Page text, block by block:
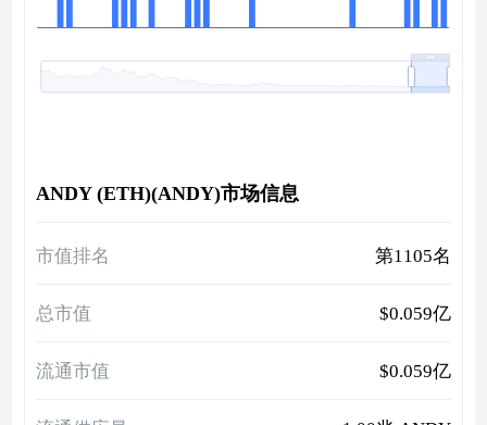
ANDY (ETH)(ANDY)市场信息
市值排名 第1105名
总市值 $0.059亿
流通市值 $0.059亿